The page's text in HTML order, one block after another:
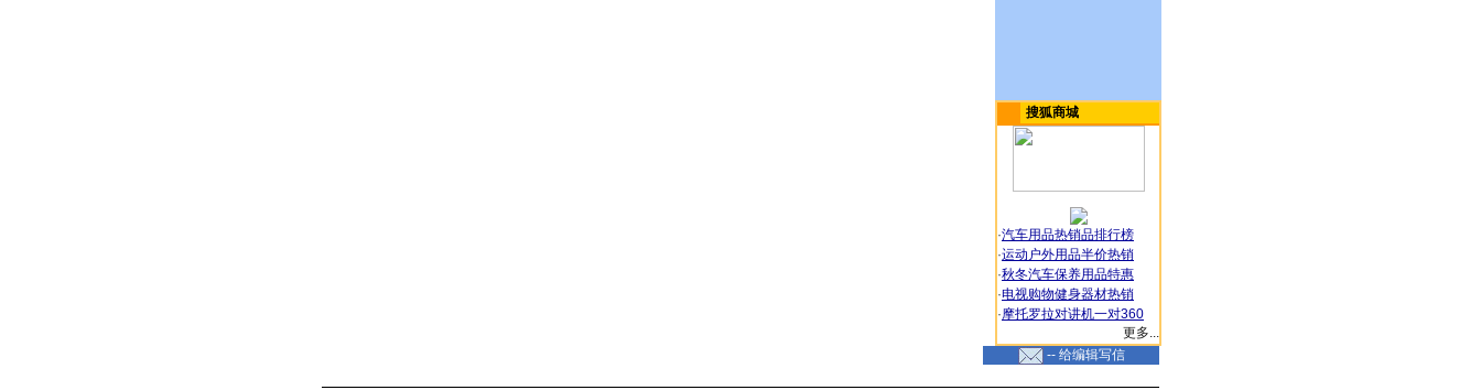
搜狐商城
·汽车用品热销品排行榜
·运动户外用品半价热销
·秋冬汽车保养用品特惠
·电视购物健身器材热销
·摩托罗拉对讲机一对360
更多...
-- 给编辑写信